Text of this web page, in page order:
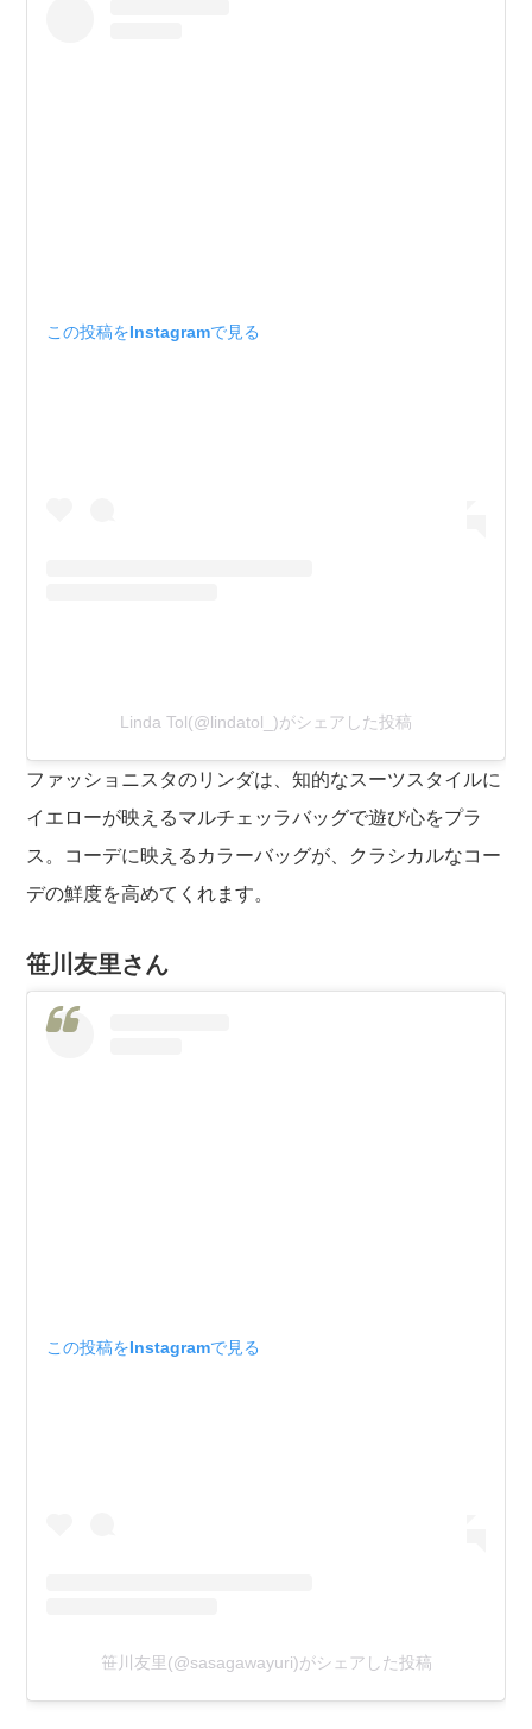
この投稿をInstagramで見る
Linda Tol(@lindatol_)がシェアした投稿
ファッショニスタのリンダは、知的なスーツスタイルに
イエローが映えるマルチェッラバッグで遊び心をプラ
ス。コーデに映えるカラーバッグが、クラシカルなコー
デの鮮度を高めてくれます。
笹川友里さん
この投稿をInstagramで見る
笹川友里(@sasagawayuri)がシェアした投稿